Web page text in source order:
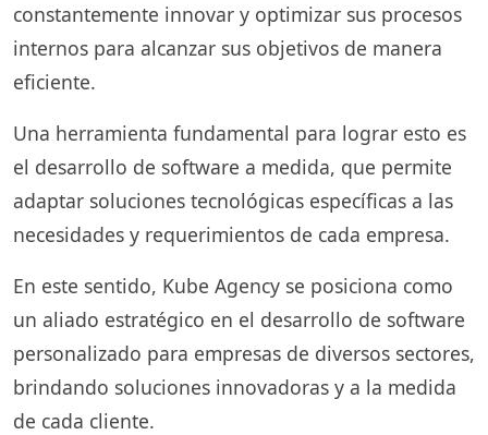
constantemente innovar y optimizar sus procesos
internos para alcanzar sus objetivos de manera
eficiente.
Una herramienta fundamental para lograr esto es
el desarrollo de software a medida, que permite
adaptar soluciones tecnológicas específicas a las
necesidades y requerimientos de cada empresa.
En este sentido, Kube Agency se posiciona como
un aliado estratégico en el desarrollo de software
personalizado para empresas de diversos sectores,
brindando soluciones innovadoras y a la medida
de cada cliente.